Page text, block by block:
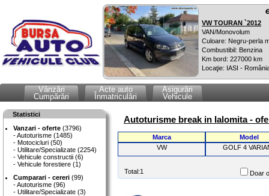
VW TOURAN `2012
VAN/Monovolum
Culoare: Negru-perla
Combustibil: Benzina
Km bord: 227000 km
Locaţie: IASI -
Vânzări
Cumpărări
Acte auto
Înmatriculări
Asigurări
Vehicule
Statistici
Vanzari - oferte (3796)
Autoturisme (1485)
Motocicluri (50)
Utilitare/Specializate (2254)
Vehicule constructii (6)
Vehicule forestiere (1)
Cumparari - cereri (99)
Autoturisme (96)
Utilitare/Specializate (3)
Autoturisme break in Ialomita -
Marca
Model
VW
GOLF 4
Total:1 Doar